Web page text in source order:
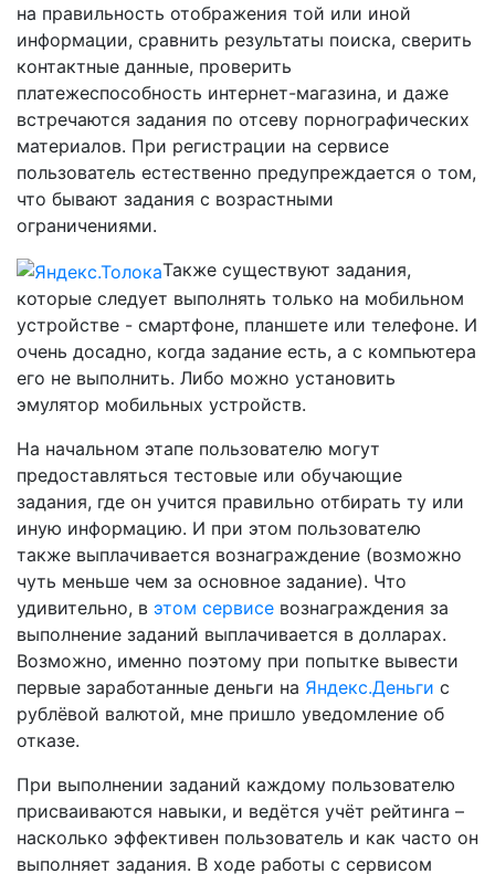
на правильность отображения той или иной
информации, сравнить результаты поиска, сверить
контактные данные, проверить
платежеспособность интернет-магазина, и даже
встречаются задания по отсеву порнографических
материалов. При регистрации на сервисе
пользователь естественно предупреждается о том,
что бывают задания с возрастными
ограничениями.
Также существуют задания,
которые следует выполнять только на мобильном
устройстве - смартфоне, планшете или телефоне. И
очень досадно, когда задание есть, а с компьютера
его не выполнить. Либо можно установить
эмулятор мобильных устройств.
На начальном этапе пользователю могут
предоставляться тестовые или обучающие
задания, где он учится правильно отбирать ту или
иную информацию. И при этом пользователю
также выплачивается вознаграждение (возможно
чуть меньше чем за основное задание). Что
удивительно, в этом сервисе вознаграждения за
выполнение заданий выплачивается в долларах.
Возможно, именно поэтому при попытке вывести
первые заработанные деньги на Яндекс.Деньги с
рублёвой валютой, мне пришло уведомление об
отказе.
При выполнении заданий каждому пользователю
присваиваются навыки, и ведётся учёт рейтинга –
насколько эффективен пользователь и как часто он
выполняет задания. В ходе работы с сервисом